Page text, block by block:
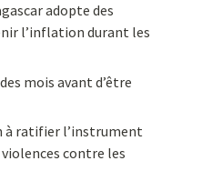
adopte des
l’inflation durant les
mois avant d’être
à ratifier l’instrument
contre les